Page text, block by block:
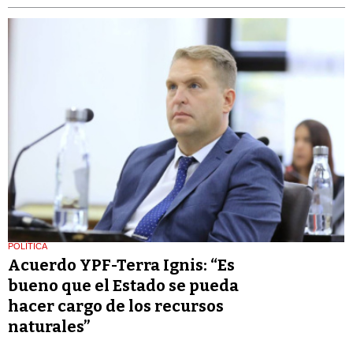
POLÍTICA
Acuerdo YPF-Terra Ignis: “Es
bueno que el Estado se pueda
hacer cargo de los recursos
naturales”